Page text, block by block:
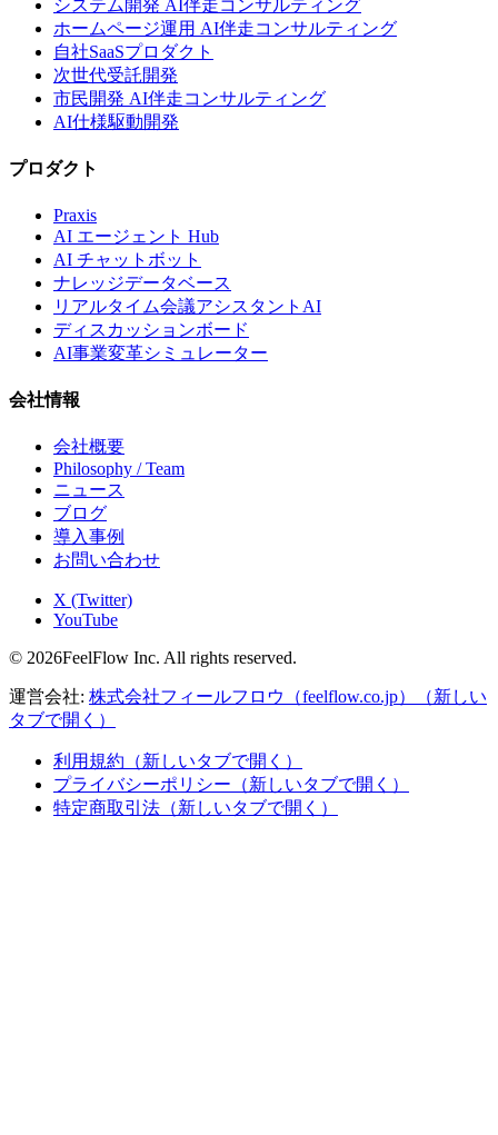
システム開発 AI伴走コンサルティング
ホームページ運用 AI伴走コンサルティング
自社SaaSプロダクト
次世代受託開発
市民開発 AI伴走コンサルティング
AI仕様駆動開発
プロダクト
Praxis
AI エージェント Hub
AI チャットボット
ナレッジデータベース
リアルタイム会議アシスタントAI
ディスカッションボード
AI事業変革シミュレーター
会社情報
会社概要
Philosophy / Team
ニュース
ブログ
導入事例
お問い合わせ
X (Twitter)
YouTube
© 2026FeelFlow Inc. All rights reserved.
運営会社: 株式会社フィールフロウ（feelflow.co.jp）
（新しい
タブで開く）
利用規約 （新しいタブで開く）
プライバシーポリシー （新しいタブで開く）
特定商取引法 （新しいタブで開く）